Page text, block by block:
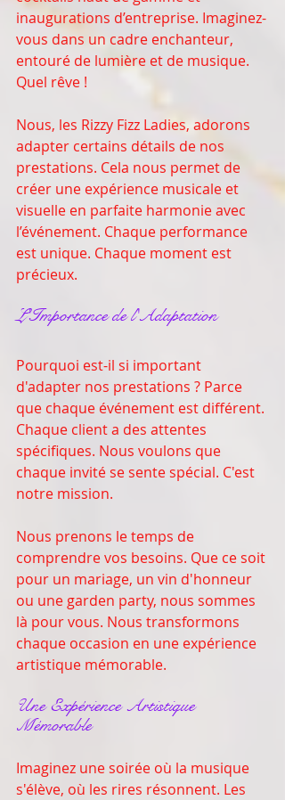
inaugurations d’entreprise. Imaginez-
vous dans un cadre enchanteur,
entouré de lumière et de musique.
Quel rêve !
Nous, les Rizzy Fizz Ladies, adorons
adapter certains détails de nos
prestations. Cela nous permet de
créer une expérience musicale et
visuelle en parfaite harmonie avec
l’événement. Chaque performance
est unique. Chaque moment est
précieux.
L'Importance de l'Adaptation
Pourquoi est-il si important
d'adapter nos prestations ? Parce
que chaque événement est différent.
Chaque client a des attentes
spécifiques. Nous voulons que
chaque invité se sente spécial. C'est
notre mission.
Nous prenons le temps de
comprendre vos besoins. Que ce soit
pour un mariage, un vin d'honneur
ou une garden party, nous sommes
là pour vous. Nous transformons
chaque occasion en une expérience
artistique mémorable.
Une Expérience Artistique
Mémorable
Imaginez une soirée où la musique
s'élève, où les rires résonnent. Les